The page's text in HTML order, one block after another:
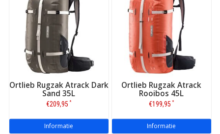
Ortlieb Rugzak Atrack Dark
Sand 35L
€209,95 *
Informatie
Ortlieb Rugzak Atrack
Rooibos 45L
€199,95 *
Informatie